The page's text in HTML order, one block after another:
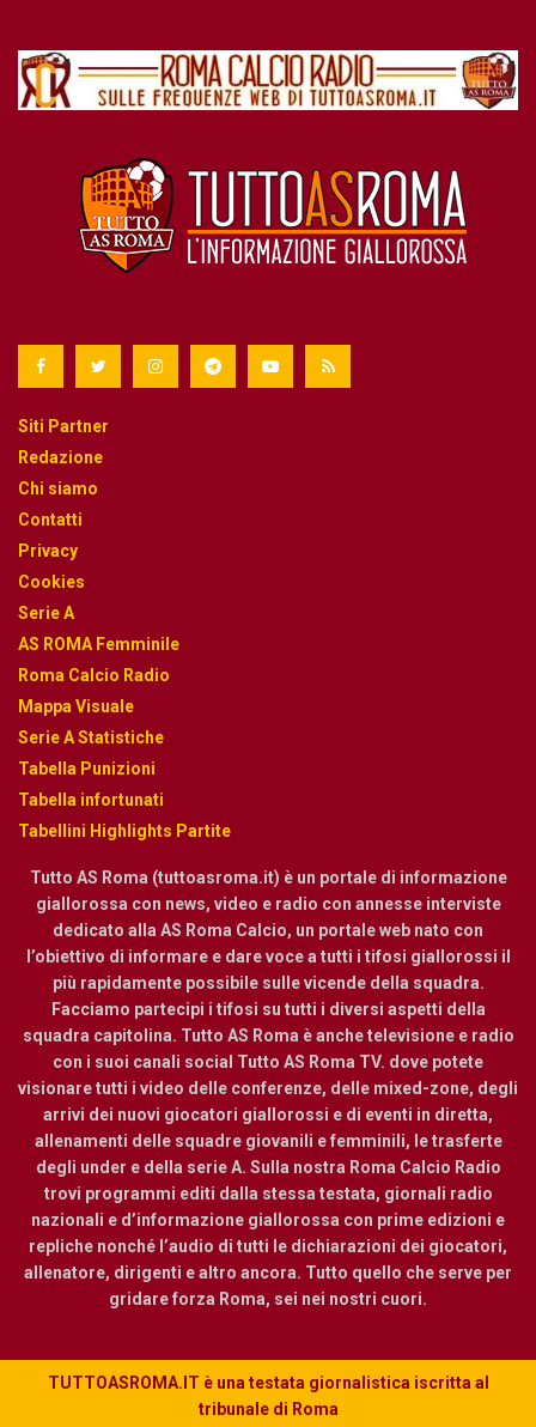
Siti Partner
Redazione
Chi siamo
Contatti
Privacy
Cookies
Serie A
AS ROMA Femminile
Roma Calcio Radio
Mappa Visuale
Serie A Statistiche
Tabella Punizioni
Tabella infortunati
Tabellini Highlights Partite
Tutto AS Roma (tuttoasroma.it) è un portale di informazione
giallorossa con news, video e radio con annesse interviste
dedicato alla AS Roma Calcio, un portale web nato con
l’obiettivo di informare e dare voce a tutti i tifosi giallorossi il
più rapidamente possibile sulle vicende della squadra.
Facciamo partecipi i tifosi su tutti i diversi aspetti della
squadra capitolina. Tutto AS Roma è anche televisione e radio
con i suoi canali social Tutto AS Roma TV. dove potete
visionare tutti i video delle conferenze, delle mixed-zone, degli
arrivi dei nuovi giocatori giallorossi e di eventi in diretta,
allenamenti delle squadre giovanili e femminili, le trasferte
degli under e della serie A. Sulla nostra Roma Calcio Radio
trovi programmi editi dalla stessa testata, giornali radio
nazionali e d’informazione giallorossa con prime edizioni e
repliche nonché l’audio di tutti le dichiarazioni dei giocatori,
allenatore, dirigenti e altro ancora. Tutto quello che serve per
gridare forza Roma, sei nei nostri cuori.
TUTTOASROMA.IT è una testata giornalistica iscritta al
tribunale di Roma